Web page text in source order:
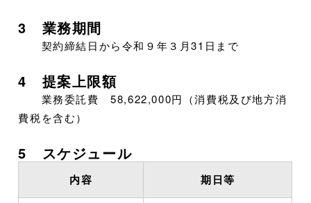
3 業務期間
契約締結日から令和９年３月31日まで
4 提案上限額
業務委託費 58,622,000円（消費税及び地方消
費税を含む）
5 スケジュール
内容 期日等